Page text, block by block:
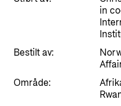
Styresett og
For næringslivet
fornybar energi
Norad -
Evalueringer
Historie
Kontakt
in
Bestilt av:
Område: